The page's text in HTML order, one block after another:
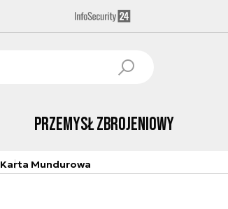
Przemysł Zbrojeniowy
Karta Mundurowa